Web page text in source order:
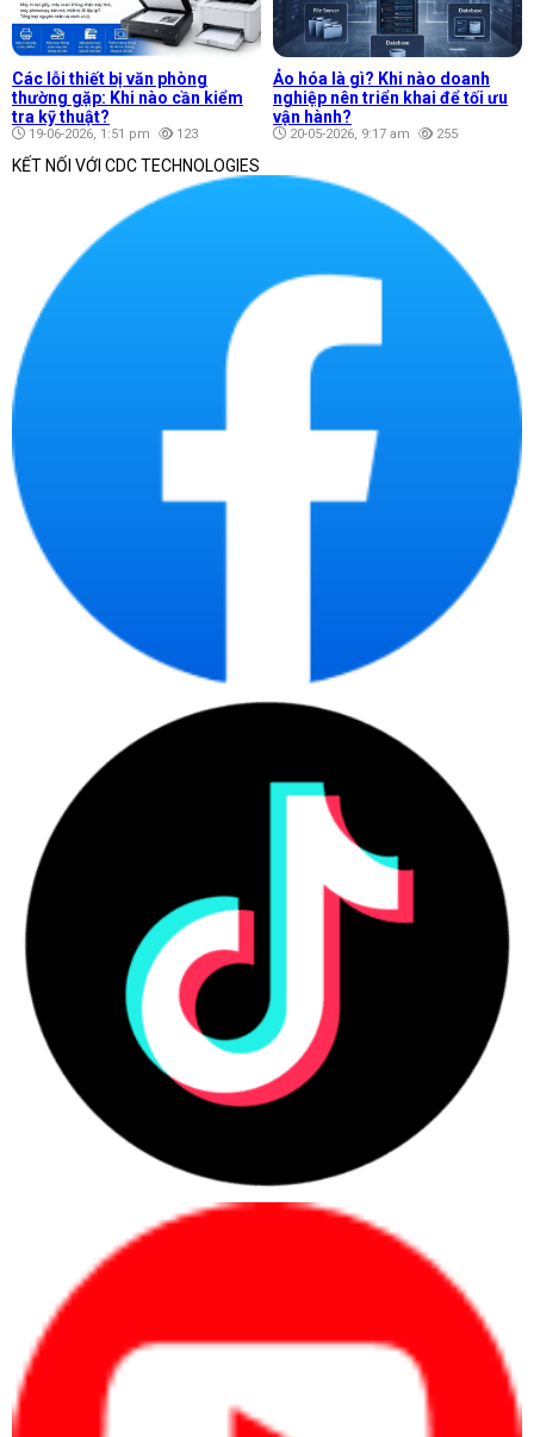
Các lỗi thiết bị văn phòng
thường gặp: Khi nào cần kiểm
tra kỹ thuật?
19-06-2026, 1:51 pm 123
Ảo hóa là gì? Khi nào doanh
nghiệp nên triển khai để tối ưu
vận hành?
20-05-2026, 9:17 am 255
KẾT NỐI VỚI CDC TECHNOLOGIES